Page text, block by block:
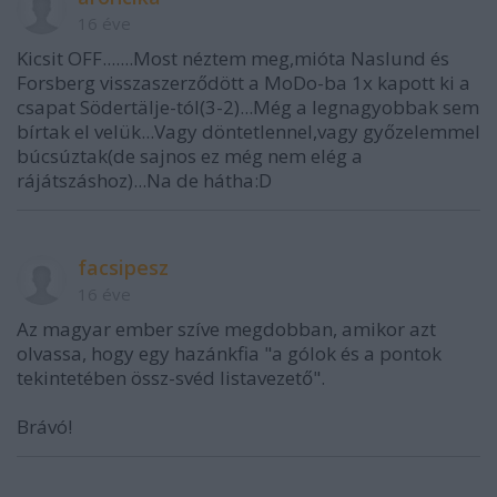
Kicsit OFF.......Most néztem meg,mióta Naslund és
Forsberg visszaszerződött a MoDo-ba 1x kapott ki a
csapat Södertälje-tól(3-2)...Még a legnagyobbak sem
bírtak el velük...Vagy döntetlennel,vagy győzelemmel
búcsúztak(de sajnos ez még nem elég a
rájátszáshoz)...Na de hátha:D
facsipesz
Az magyar ember szíve megdobban, amikor azt
olvassa, hogy egy hazánkfia "a gólok és a pontok
tekintetében össz-svéd listavezető".
Brávó!